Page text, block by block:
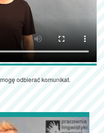
odbierać komunikat.